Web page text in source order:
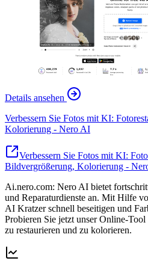
Details ansehen
Verbessern Sie Fotos mit KI:
Kolorierung - Nero AI
Verbessern Sie Fotos mit KI:
Bildvergrößerung, Kolorierung -
Ai.nero.com: Nero AI bietet
und Reparaturdienste an. Mit Hilfe
AI Kratzer schnell beseitigen und
Probieren Sie jetzt unser Online-
zu restaurieren und zu kolorieren.